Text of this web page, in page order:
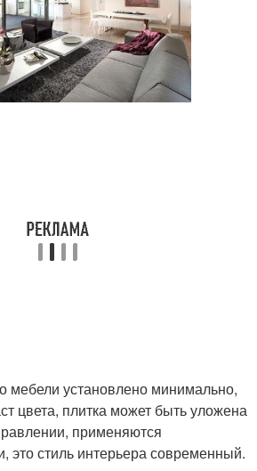
мебели установлено минимально,
цвета, плитка может быть уложена
применяются
это стиль интерьера современный.